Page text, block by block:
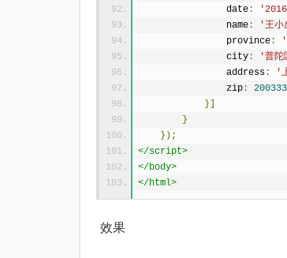
                date
:
                name
: '王小
                province
:
                city
: '普陀
                address
: '
                zip
:
200333
}]
}
});
</script>
</body>
</html>
效果